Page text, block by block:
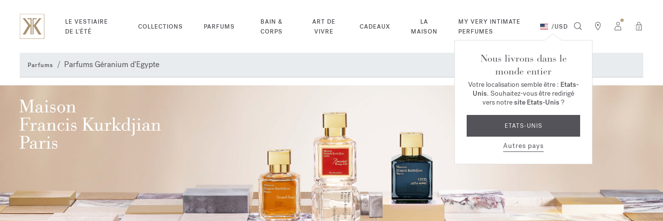
LE VESTIAIRE
DE L'ÉTÉ
COLLECTIONS PARFUMS
BAIN &
CORPS
ART DE
VIVRE
CADEAUX
LA
MAISON
MY VERY INTIMATE
PERFUMES
/USD 0
Nous livrons dans le
monde entier
Votre localisation semble être : Etats-
Unis. Souhaitez-vous être redirigé
vers notresite Etats-Unis ?
ETATS-UNIS
Autres pays
Parfums Parfums Géranium d'Egypte